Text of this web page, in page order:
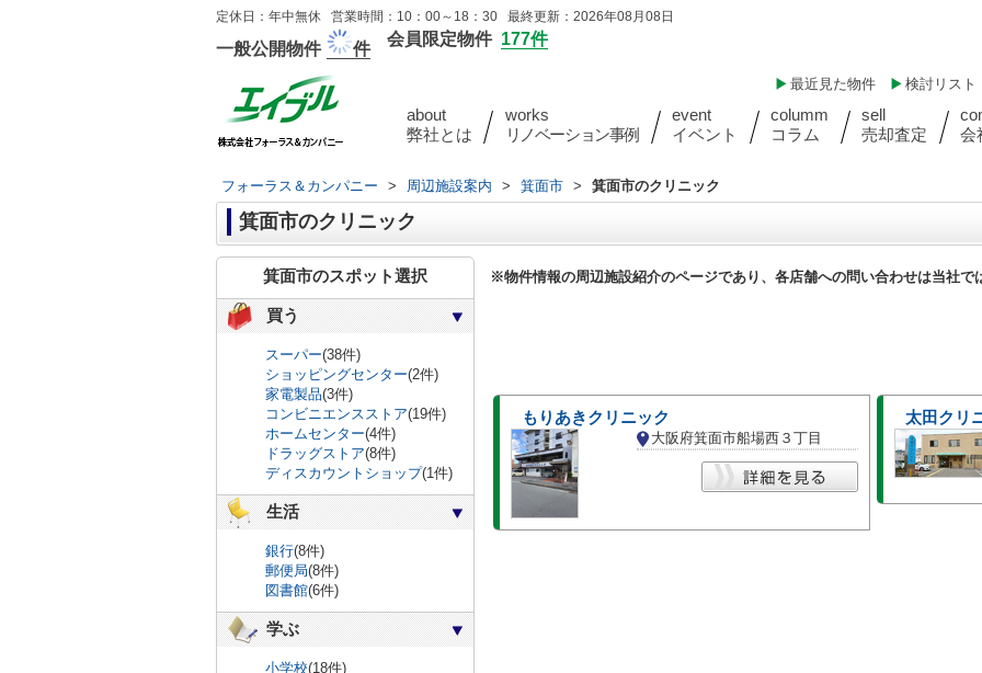
定休日：年中無休 営業時間：10：00～18：30 最終更新：2026年08月08日
一般公開物件 件
会員限定物件 177件
検討リスト
最近見た物件
about
弊社とは
works
リノベーション事例
event
イベント
columm
コラム
sell
売却査定
会
フォーラス＆カンパニー > 周辺施設案内 > 箕面市 > 箕面市のクリニック
箕面市のクリニック
※物件情報の周辺施設紹介のページであり、各店舗への問い合わせは当社で
もりあきクリニック
大阪府箕面市船場西３丁目
太田クリ
箕面市のスポット選択
買う
スーパー(38件)
ショッピングセンター(2件)
家電製品(3件)
コンビニエンスストア(19件)
ホームセンター(4件)
ドラッグストア(8件)
ディスカウントショップ(1件)
生活
銀行(8件)
郵便局(8件)
図書館(6件)
学ぶ
小学校(18件)